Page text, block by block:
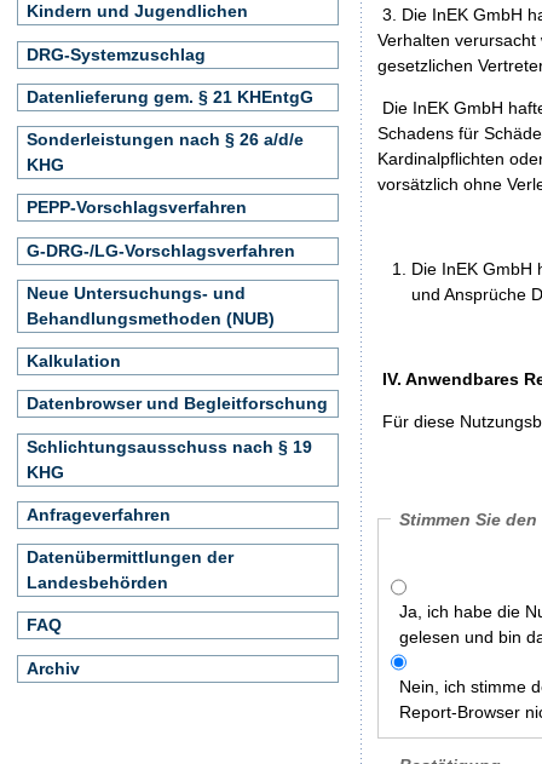
3. Die InEK GmbH
Verhalten
gesetzlichen
Die InEK GmbH
Schadens für
Kardinalpflichten
vorsätzlich ohne
Die InEK GmbH
und Ansprüche
IV. Anwendbares
Für diese
Stimmen Sie
Ja, ich habe die
gelesen und bin
Nein, ich stimme
Report-Browser
Kindern und Jugendlichen
DRG-Systemzuschlag
Datenlieferung gem. § 21 KHEntgG
Sonderleistungen nach § 26 a/d/e
KHG
PEPP-Vorschlagsverfahren
G-DRG-/LG-Vorschlagsverfahren
Neue Untersuchungs- und
Behandlungsmethoden (NUB)
Kalkulation
Datenbrowser und Begleitforschung
Schlichtungsausschuss nach § 19
KHG
Anfrageverfahren
Datenübermittlungen der
Landesbehörden
FAQ
Archiv